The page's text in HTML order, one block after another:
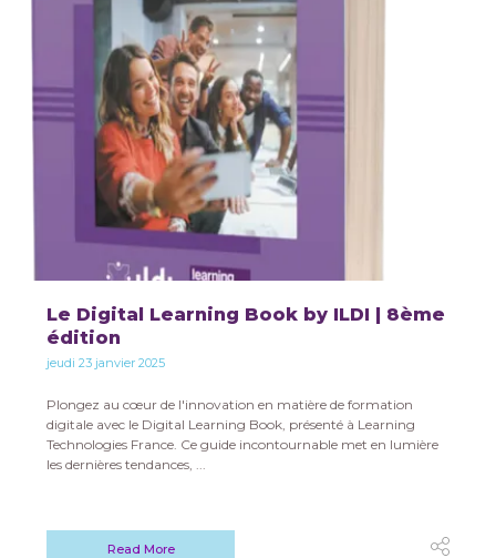
Le Digital Learning Book by ILDI | 8ème
édition
jeudi 23 janvier 2025
Plongez au cœur de l'innovation en matière de formation
digitale avec le Digital Learning Book, présenté à Learning
Technologies France. Ce guide incontournable met en lumière
les dernières tendances, ...
Read More